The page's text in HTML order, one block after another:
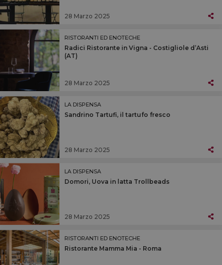
28 Marzo 2025
RISTORANTI ED ENOTECHE
Radici Ristorante in Vigna - Costigliole d’Asti
(AT)
28 Marzo 2025
LA DISPENSA
Sandrino Tartufi, il tartufo fresco
28 Marzo 2025
LA DISPENSA
Domori, Uova in latta Trollbeads
28 Marzo 2025
RISTORANTI ED ENOTECHE
Ristorante Mamma Mia - Roma